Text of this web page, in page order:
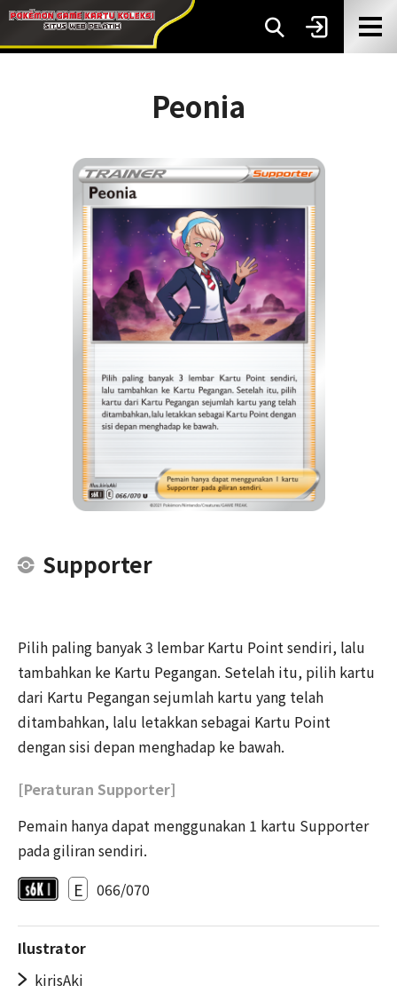
Peonia
Supporter
Pilih paling banyak 3 lembar Kartu Point sendiri, lalu
tambahkan ke Kartu Pegangan. Setelah itu, pilih kartu
dari Kartu Pegangan sejumlah kartu yang telah
ditambahkan, lalu letakkan sebagai Kartu Point
dengan sisi depan menghadap ke bawah.
[Peraturan Supporter]
Pemain hanya dapat menggunakan 1 kartu Supporter
pada giliran sendiri.
E 066/070
Ilustrator
kirisAki